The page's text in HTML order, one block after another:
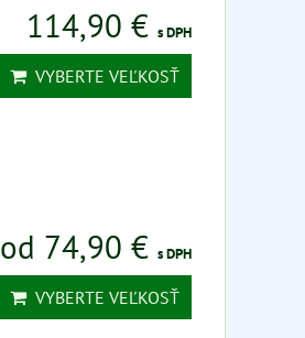
114,90 € s DPH
VYBERTE VEĽKOSŤ
od 74,90 € s DPH
VYBERTE VEĽKOSŤ